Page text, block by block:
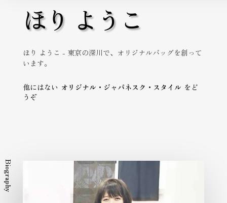
ほり ようこ
他にはない オリジナル・ジャパネスク・スタイル をど
うぞ
ほり ようこ - 東京の深川で、オリジナルバッグを創って
います。
Biography